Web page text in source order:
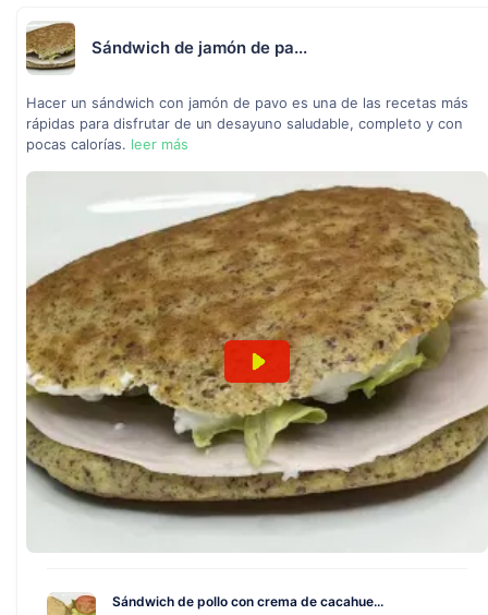
Sándwich de jamón de pa...
Hacer un sándwich con jamón de pavo es una de las recetas más
rápidas para disfrutar de un desayuno saludable, completo y con
pocas calorías. leer más
Sándwich de pollo con crema de cacahue...